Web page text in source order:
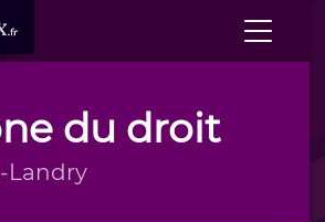
du droit
Landry